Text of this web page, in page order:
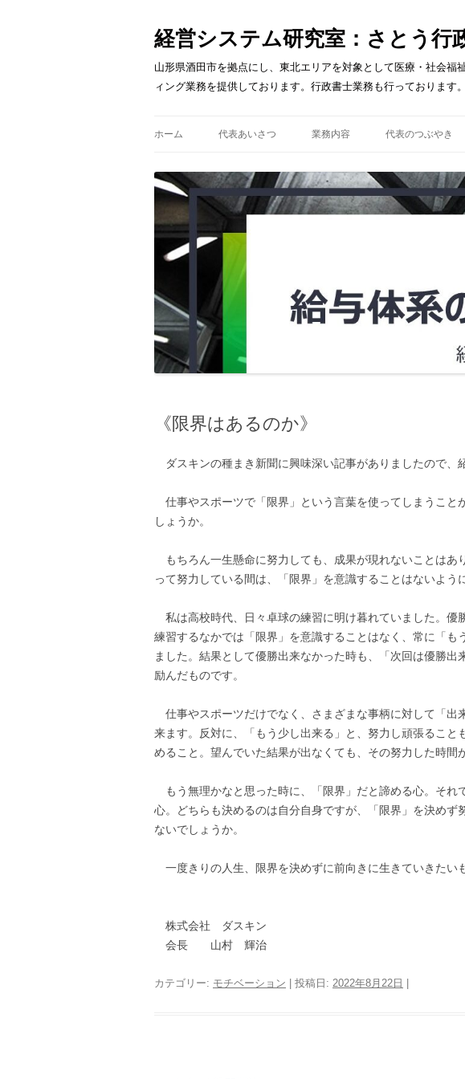
経営システム研究室：さとう行
山形県酒田市を拠点にし、東北エリアを対象として医療・社会
ィング業務を提供しております。行政書士業務も行っております。
ホーム 代表あいさつ 業務内容
人事考課制度の提案
代表のつぶやき
《限界はあるのか》
ダスキンの種まき新聞に興味深い記事がありましたので、
仕事やスポーツで「限界」という言葉を使ってしまうこと
しょうか。
もちろん一生懸命に努力しても、成果が現れないことはあ
って努力している間は、「限界」を意識することはないよう
私は高校時代、日々卓球の練習に明け暮れていました。優
練習するなかでは「限界」を意識することはなく、常に「も
ました。結果として優勝出来なかった時も、「次回は優勝出
励んだものです。
仕事やスポーツだけでなく、さまざまな事柄に対して「出
来ます。反対に、「もう少し出来る」と、努力し頑張ること
めること。望んでいた結果が出なくても、その努力した時間
もう無理かなと思った時に、「限界」だと諦める心。それ
心。どちらも決めるのは自分自身ですが、「限界」を決めず
ないでしょうか。
一度きりの人生、限界を決めずに前向きに生きていきたい
株式会社 ダスキン
会長 山村 輝治
カテゴリー: モチベーション | 投稿日: 2022年8月22日 |